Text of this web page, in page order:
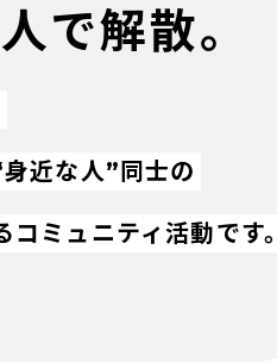
で解散。
近な人”同士の
ミュニティ活動です。